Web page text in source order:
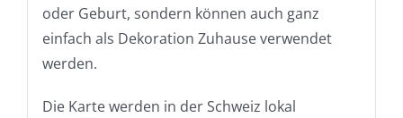
oder Geburt, sondern können auch ganz
einfach als Dekoration Zuhause verwendet
werden.
Die Karte werden in der Schweiz lokal